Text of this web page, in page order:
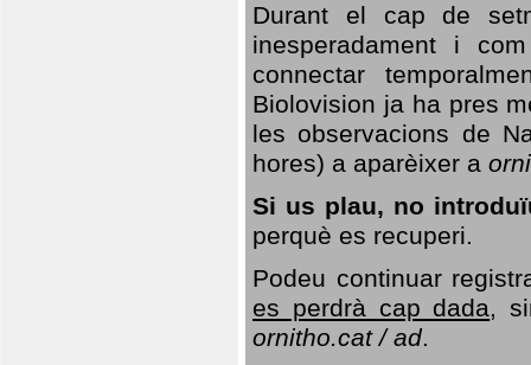
Durant el cap de
inesperadament i
connectar
Biolovision ja ha pres
les observacions de
hores) a aparèixer a
Si us plau, no
perquè es recuperi.
Podeu continuar
es perdrà cap dada,
ornitho.cat / ad.